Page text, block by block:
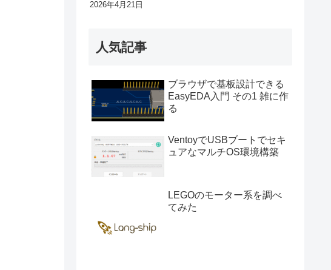
2026年4月21日
人気記事
ブラウザで基板設計できる
EasyEDA入門 その1 雑に作
る
VentoyでUSBブートでセキ
ュアなマルチOS環境構築
LEGOのモーター系を調べ
てみた